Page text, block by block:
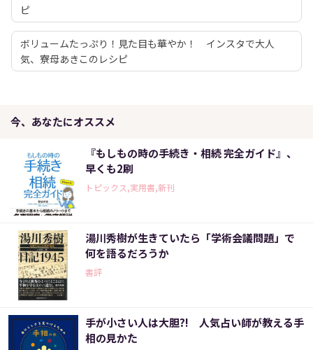
ピ
ボリュームたっぷり！見た目も華やか！ インスタで大人
気、寮母あきこのレシピ
今、あなたにオススメ
『もしもの時の手続き・相続 完全ガイド』、
早くも2刷
トピックス,実用書,新刊
湯川秀樹が生きていたら「学術会議問題」で
何を語るだろうか
書評
手が小さい人は大胆?! 人気占い師が教える手
相の見かた